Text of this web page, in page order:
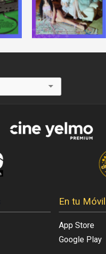
En tu Móvil
App Store
Google Play